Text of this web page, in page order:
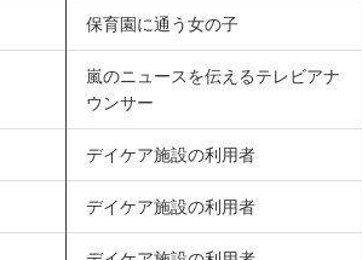
保育園に通う女の子
嵐のニュースを伝えるテレビアナ
ウンサー
デイケア施設の利用者
デイケア施設の利用者